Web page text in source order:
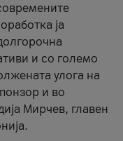
ја
и со големо
улога на
и во
Мирчев, главен